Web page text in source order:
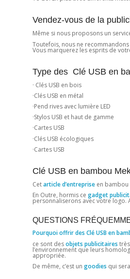
Vendez-vous de la
Même si nous proposons un
Toutefois, nous ne
Vous marquerez les esprits de
Type des Clé USB en
· Clés USB en bois
·Clés USB en métal
·Pend rives avec lumière LED
·Stylos USB et haut de gamme
·Cartes USB
·Clés USB écologiques
·Cartes USB
Clé USB en bambou
Cetarticle d’entreprise en bambou
En Outre, hormis ce gadget
personnaliserons avec votre logo.
QUESTIONS
Pourquoi offrir des Clé USB en
ce sont desobjets publicitaires
l’environnement que leurs
appropriée.
De même, c’est un goodies qui